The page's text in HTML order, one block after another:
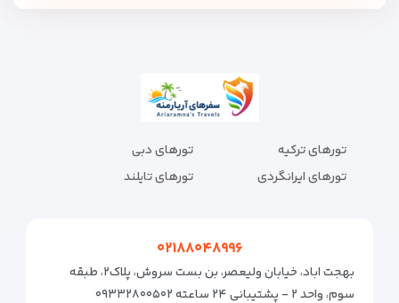
تورهای ترکیه
تورهای ایرانگردی
تورهای دبی
تورهای تایلند
۰۲۱۸۸۰۴۸۹۹۶
بهجت اباد، خیابان ولیعصر، بن بست سروش، پلاک۲، طبقه
سوم، واحد ۲ - پشتیبانی ۲۴ ساعته ۰۹۳۳۲۸۰۰۵۰۲